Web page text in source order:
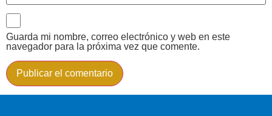
Guarda mi nombre, correo electrónico y web en este
navegador para la próxima vez que comente.